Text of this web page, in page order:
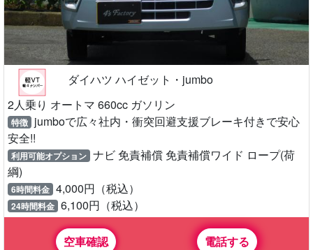
ダイハツ ハイゼット・jumbo
2人乗り オートマ 660cc ガソリン
特徴 jumboで広々社内・衝突回避支援ブレーキ付きで安心
安全!!
利用可能オプション ナビ 免責補償 免責補償ワイド ロープ(荷
綱)
6時間料金 4,000円（税込）
24時間料金 6,100円（税込）
空車確認 電話する